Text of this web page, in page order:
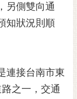
另側雙向通
知狀況則順
連接台南市東
之一，交通